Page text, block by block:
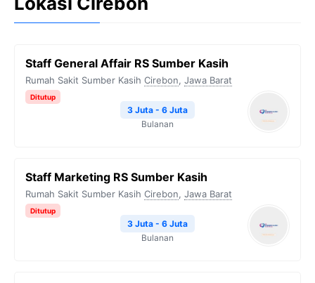
Staff General Affair RS Sumber Kasih
Rumah Sakit Sumber Kasih Cirebon, Jawa Barat
Ditutup
3 Juta - 6 Juta
Bulanan
Staff Marketing RS Sumber Kasih
Rumah Sakit Sumber Kasih Cirebon, Jawa Barat
Ditutup
3 Juta - 6 Juta
Bulanan